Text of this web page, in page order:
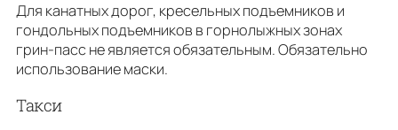
Для канатных дорог, кресельных подъемников и
гондольных подъемников в горнолыжных зонах
грин-пасс не является обязательным. Обязательно
использование маски.
Такси